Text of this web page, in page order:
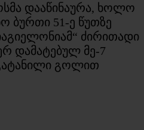
დააწინაურა, ხოლო
ბურთი 51-ე წუთზე
ძირითადი
დამატებულ მე-7
გოლით